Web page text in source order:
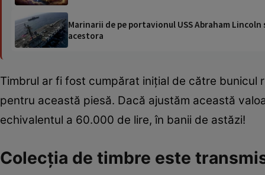
Marinarii de pe portavionul USS Abraham
acestora
Timbrul ar fi fost cumpărat inițial de către bunicul
pentru această piesă. Dacă ajustăm această
echivalentul a 60.000 de lire, în banii de astăzi!
Colecția de timbre este